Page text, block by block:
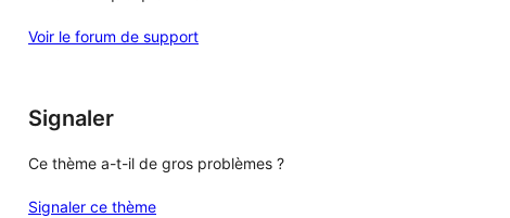
Voir le forum de support
Signaler
Ce thème a-t-il de gros problèmes ?
Signaler ce thème